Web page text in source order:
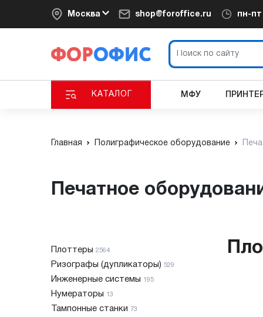
Москва shop@foroffice.ru пн-
КАТАЛОГ МФУ
Главная Полиграфическое оборудование
Печатное
Плоттеры 2564
Ризографы (дупликаторы) 529
Инженерные системы 195
Нумераторы 13
Тампонные станки 73